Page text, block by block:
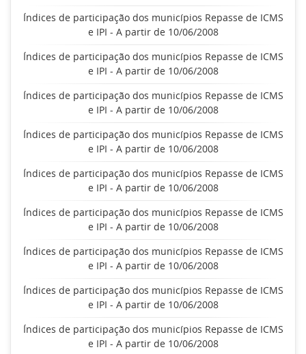
Índices de participação dos municípios Repasse de ICMS
e IPI - A partir de 10/06/2008
Índices de participação dos municípios Repasse de ICMS
e IPI - A partir de 10/06/2008
Índices de participação dos municípios Repasse de ICMS
e IPI - A partir de 10/06/2008
Índices de participação dos municípios Repasse de ICMS
e IPI - A partir de 10/06/2008
Índices de participação dos municípios Repasse de ICMS
e IPI - A partir de 10/06/2008
Índices de participação dos municípios Repasse de ICMS
e IPI - A partir de 10/06/2008
Índices de participação dos municípios Repasse de ICMS
e IPI - A partir de 10/06/2008
Índices de participação dos municípios Repasse de ICMS
e IPI - A partir de 10/06/2008
Índices de participação dos municípios Repasse de ICMS
e IPI - A partir de 10/06/2008